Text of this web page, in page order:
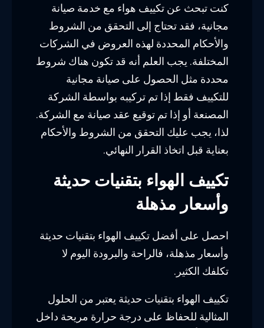
كنت تبحث عن تكييف هواء مع خدمة صيانة
مجانية، فقد تحتاج إلى التحقق من الشروط
والأحكام المحددة لهذه العروض في الشركات
المختلفة. يجب العلم أنه قد تكون هناك شروط
محددة مثل الحصول على صيانة مجانية
للتكييف فقط إذا تم تركيبه بواسطة الشركة
المصنعة أو إذا تم توقيع عقد صيانة مع الشركة.
لذا، يجب عليك التحقق من الشروط والأحكام
بعناية قبل اتخاذ القرار النهائي.
تكييف الهواء بتقنيات حديثة
وأسعار مذهلة
احصل على أفضل تكييف الهواء بتقنيات حديثة
وأسعار مذهلة، فالراحة والبرودة اليوم لا
تكلفك الكثير.
تكييف الهواء بتقنيات حديثة يعتبر من الحلول
المثالية للحفاظ على درجة حرارة مريحة داخل